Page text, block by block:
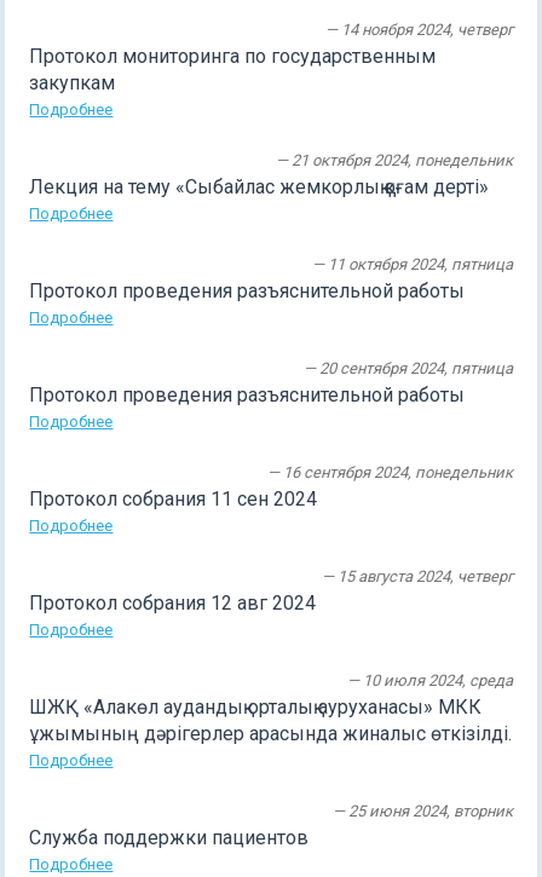
— 14 ноября 2024, четверг
Протокол мониторинга по государственным
закупкам
Подробнее
— 21 октября 2024, понедельник
Лекция на тему «Сыбайлас жемкорлық қоғам дерті»
Подробнее
— 11 октября 2024, пятница
Протокол проведения разъяснительной работы
Подробнее
— 20 сентября 2024, пятница
Протокол проведения разъяснительной работы
Подробнее
— 16 сентября 2024, понедельник
Протокол собрания 11 сен 2024
Подробнее
— 15 августа 2024, четверг
Протокол собрания 12 авг 2024
Подробнее
— 10 июля 2024, среда
ШЖҚ «Алакөл аудандық орталық ауруханасы» МКК
ұжымының дәрігерлер арасында жиналыс өткізілді.
Подробнее
— 25 июня 2024, вторник
Служба поддержки пациентов
Подробнее